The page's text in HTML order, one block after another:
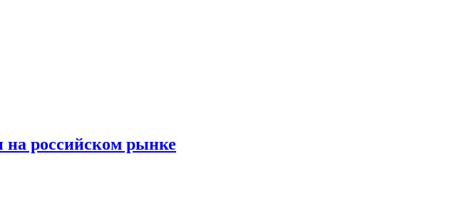
на российском рынке